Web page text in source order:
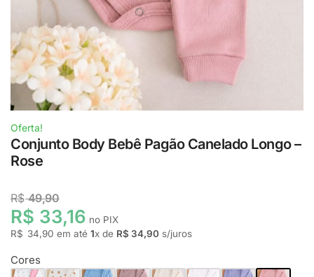
Oferta!
Conjunto Body Bebê Pagão Canelado Longo –
Rose
R$49,90
R$ 33,16 no PIX
R$ 34,90 em até 1x de R$ 34,90 s/juros
Cores